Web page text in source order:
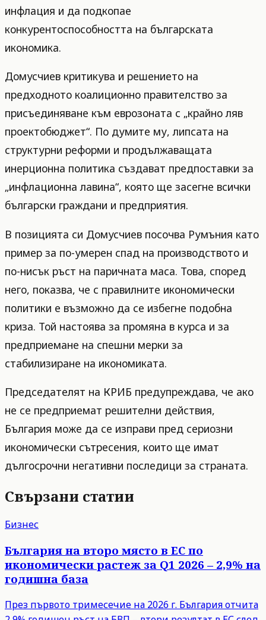
инфлация и да подкопае
конкурентоспособността на българската
икономика.
Домусчиев критикува и решението на
предходното коалиционно правителство за
присъединяване към еврозоната с „крайно ляв
проектобюджет“. По думите му, липсата на
структурни реформи и продължаващата
инерционна политика създават предпоставки за
„инфлационна лавина“, която ще засегне всички
български граждани и предприятия.
В позицията си Домусчиев посочва Румъния като
пример за по-умерен спад на производството и
по-нисък ръст на паричната маса. Това, според
него, показва, че с правилните икономически
политики е възможно да се избегне подобна
криза. Той настоява за промяна в курса и за
предприемане на спешни мерки за
стабилизиране на икономиката.
Председателят на КРИБ предупреждава, че ако
не се предприемат решителни действия,
България може да се изправи пред сериозни
икономически сътресения, които ще имат
дългосрочни негативни последици за страната.
Свързани статии
Бизнес
България на второ място в ЕС по
икономически растеж за Q1 2026 – 2,9% на
годишна база
През първото тримесечие на 2026 г. България отчита